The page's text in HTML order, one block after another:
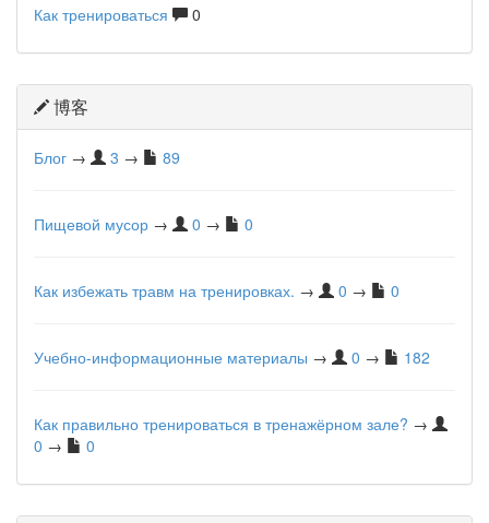
Как тренироваться 0
博客
Блог → 3 → 89
Пищевой мусор → 0 → 0
Как избежать травм на тренировках. → 0 → 0
Учебно-информационные материалы → 0 → 182
Как правильно тренироваться в тренажёрном зале? →
0 → 0